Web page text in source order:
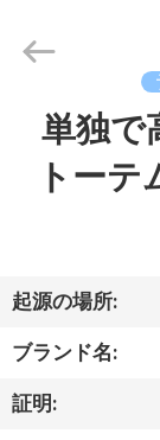
ダ
ク
ト
(Shenzhen)単独で
トー
起源の場所:
ブランド名:
証明: